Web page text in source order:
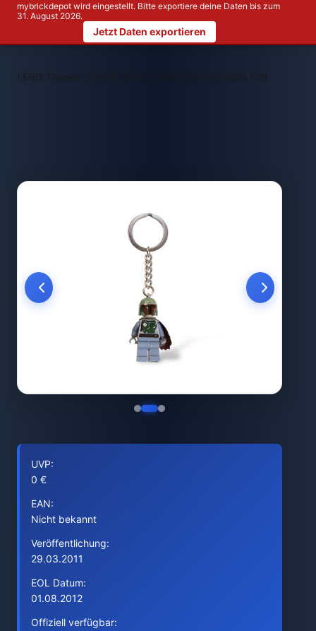
mybrickdepot wird eingestellt. Bitte exportiere deine Daten bis zum
31. August 2026.
Jetzt Daten exportieren
LEGO Themen > LEGO 853116 Boba Fett
UVP:
0 €
EAN:
Nicht bekannt
Veröffentlichung:
29.03.2011
EOL Datum:
01.08.2012
Offiziell verfügbar: